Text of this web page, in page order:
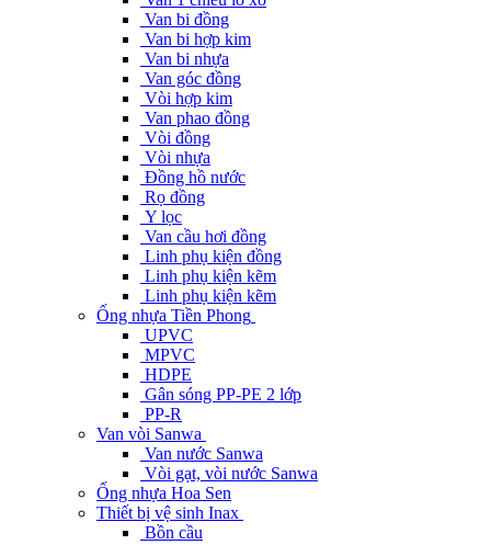
Van bi đồng
Van bi hợp kim
Van bi nhựa
Van góc đồng
Vòi hợp kim
Van phao đồng
Vòi đồng
Vòi nhựa
Đồng hồ nước
Rọ đồng
Y lọc
Van cầu hơi đồng
Linh phụ kiện đồng
Linh phụ kiện kẽm
Linh phụ kiện kẽm
Ống nhựa Tiền Phong
UPVC
MPVC
HDPE
Gân sóng PP-PE 2 lớp
PP-R
Van vòi Sanwa
Van nước Sanwa
Vòi gạt, vòi nước Sanwa
Ống nhựa Hoa Sen
Thiết bị vệ sinh Inax
Bồn cầu